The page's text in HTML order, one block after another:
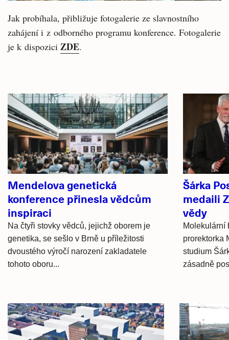
Jak probíhala, přibližuje fotogalerie ze slavnostního
zahájení i z odborného programu konference. Fotogalerie
je k dispozici ZDE.
Související
články
Mendelova genetická
konference přinesla vědcům
inspiraci
Na čtyři stovky vědců, jejichž oborem je
genetika, se sešlo v Brně u příležitosti
dvoustého výročí narození zakladatele
tohoto oboru...
Šárka
medaili
vědy
Molekulární
prorektorka
studium
zásadně
Hlavní
novinky